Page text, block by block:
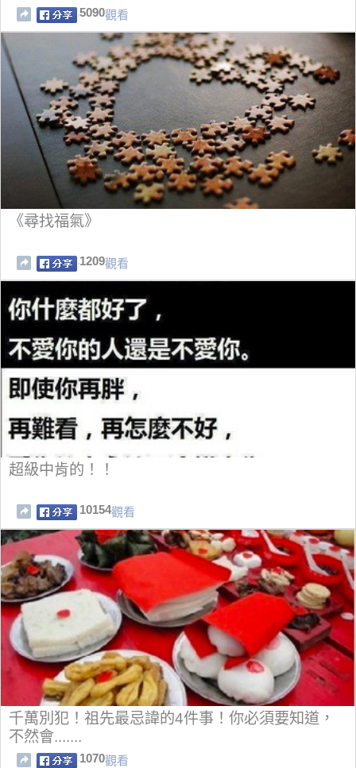
5090觀看
《尋找福氣》
1209觀看
超級中肯的！！
10154觀看
千萬別犯！祖先最忌諱的4件事！你必須要知道，
不然會.......
1070觀看